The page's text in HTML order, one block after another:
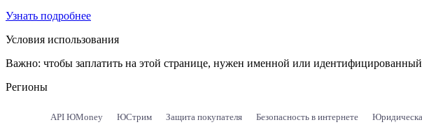
Узнать подробнее
Условия использования
Важно: чтобы заплатить на этой странице, нужен именной или
Регионы
API ЮMoney ЮСтрим Защита покупателя Безопасность в интернете